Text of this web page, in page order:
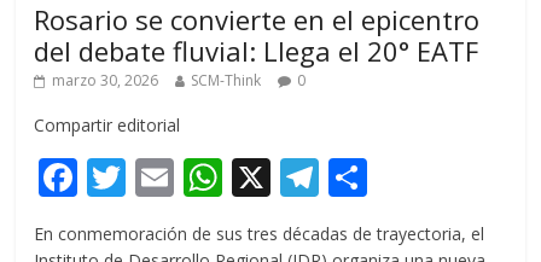
Rosario se convierte en el epicentro
del debate fluvial: Llega el 20° EATF
marzo 30, 2026 SCM-Think 0
Compartir editorial
F T E
m
W X T
el o
En conmemoración de sus tres décadas de trayectoria, el